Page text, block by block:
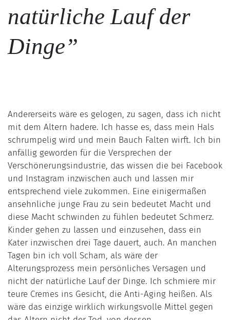
natürliche Lauf der
Dinge”
Andererseits wäre es gelogen, zu sagen, dass ich nicht
mit dem Altern hadere. Ich hasse es, dass mein Hals
schrumpelig wird und mein Bauch Falten wirft. Ich bin
anfällig geworden für die Versprechen der
Verschönerungsindustrie, das wissen die bei Facebook
und Instagram inzwischen auch und lassen mir
entsprechend viele zukommen. Eine einigermaßen
ansehnliche junge Frau zu sein bedeutet Macht und
diese Macht schwinden zu fühlen bedeutet Schmerz.
Kinder gehen zu lassen und einzusehen, dass ein
Kater inzwischen drei Tage dauert, auch. An manchen
Tagen bin ich voll Scham, als wäre der
Alterungsprozess mein persönliches Versagen und
nicht der natürliche Lauf der Dinge. Ich schmiere mir
teure Cremes ins Gesicht, die Anti-Aging heißen. Als
wäre das einzige wirklich wirkungsvolle Mittel gegen